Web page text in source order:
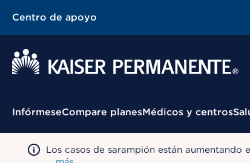
Centro de apoyo
Menú contextual
InfórmeseCompare planesMédicos y centros
Los casos de sarampión están aumentando